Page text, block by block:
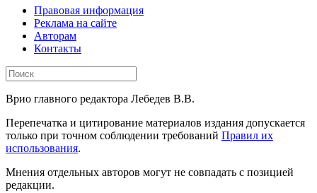
Правовая информация
Реклама на сайте
Авторам
Контакты
Врио главного редактора Лебедев В.В.
Перепечатка и цитирование материалов издания допускается
только при точном соблюдении требований Правил их
использования.
Мнения отдельных авторов могут не совпадать с позицией
редакции.